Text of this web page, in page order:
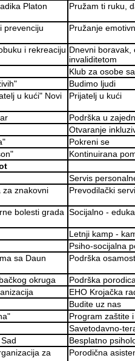
Platon
Pružam ti ruku,
prevenciju
Pružanje
i rekreaciju Dnevni boravak,
invaliditetom
Klub za osobe
Budimo ljudi
u kući" Novi
Prijatelj u kući
Podrška u
Otvaranje
Pokreni se
Kontinuirana
Servis
za znakovni
Prevodilački
bolesti grada Socijalno -
Letnji kamp -
Psiho-socijalna
sa Daun
Podrška
okruga
Podrška
EHO Krojačka
Budite uz nas
Program zaštite
Savetodavno-
Besplatno
za
Porodična